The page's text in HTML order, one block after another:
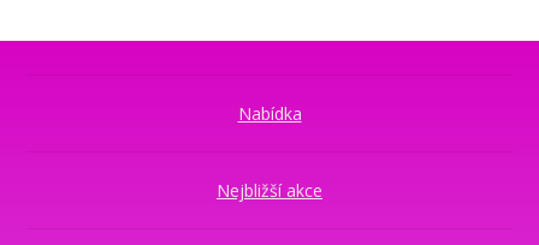
Nabídka
Nejbližší akce